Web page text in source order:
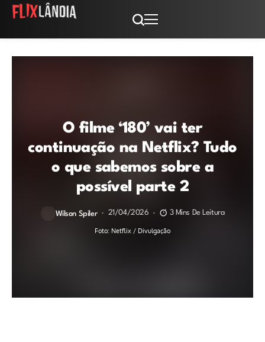
O filme ‘180’ vai ter
continuação na Netflix? Tudo
o que sabemos sobre a
possível parte 2
Wilson Spiler 21/04/2026 3 Mins De Leitura
Foto: Netflix / Divulgação